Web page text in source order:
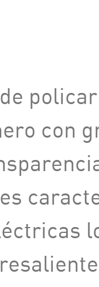
con